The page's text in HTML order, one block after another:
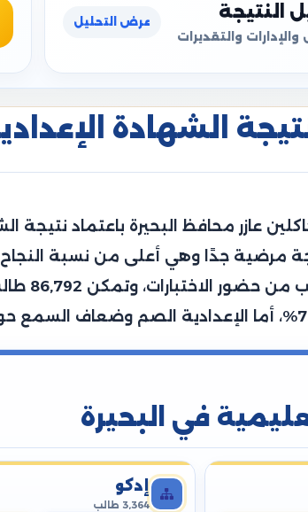
النتيجة
والتقديرات
عرض التحليل
الشهادة
في البحيرة
إدكو
3,364 طالب